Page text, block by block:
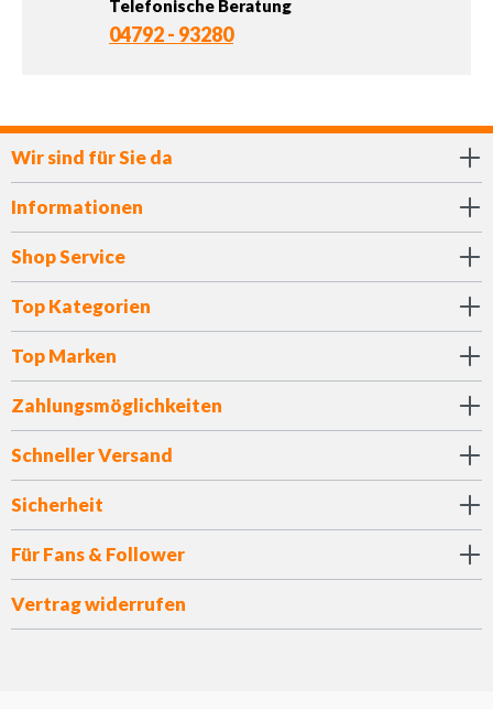
Telefonische Beratung
04792 - 93280
Wir sind für Sie da
Informationen
Shop Service
Top Kategorien
Top Marken
Zahlungsmöglichkeiten
Schneller Versand
Sicherheit
Für Fans & Follower
Vertrag widerrufen